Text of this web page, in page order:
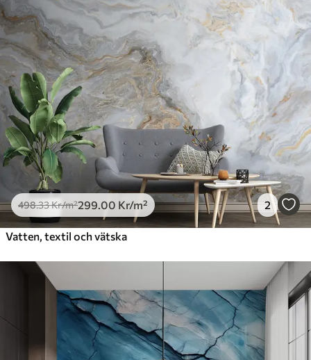
498.33Kr/m²299.00 Kr/m² 2
Vatten, textil och vätska